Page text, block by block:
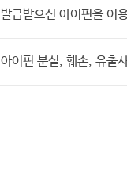
발급받으신 아이핀을 이
아이핀 분실, 훼손, 유출